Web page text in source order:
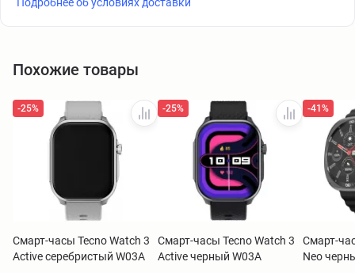
Похожие товары
-25%
Смарт-часы Tecno Watch 3
Active серебристый W03A
-25%
Смарт-часы Tecno Watch 3
Active черный W03A
-41%
Смарт-
Neo